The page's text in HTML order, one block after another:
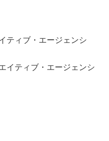
ティブ・エージェンシ
イティブ・エージェンシ